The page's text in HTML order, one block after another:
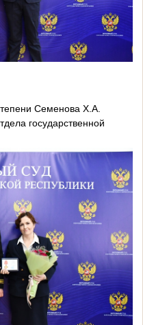
Семенова Х.А.
государственной